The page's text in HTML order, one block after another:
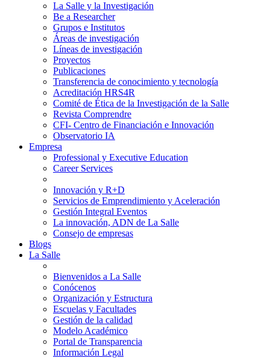
La Salle y la Investigación
Be a Researcher
Grupos e Institutos
Áreas de investigación
Líneas de investigación
Proyectos
Publicaciones
Transferencia de conocimiento y tecnología
Acreditación HRS4R
Comité de Ética de la Investigación de la Salle
Revista Comprendre
CFI- Centro de Financiación e Innovación
Observatorio IA
Empresa
Professional y Executive Education
Career Services
Innovación y R+D
Servicios de Emprendimiento y Aceleración
Gestión Integral Eventos
La innovación, ADN de La Salle
Consejo de empresas
Blogs
La Salle
Bienvenidos a La Salle
Conócenos
Organización y Estructura
Escuelas y Facultades
Gestión de la calidad
Modelo Académico
Portal de Transparencia
Información Legal